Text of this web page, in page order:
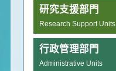
研究支援部門
Research Support Units
行政管理部門
Administrative Units